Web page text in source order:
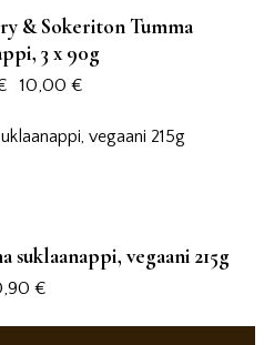
& Sokeriton Tumma
3 x 90g
Alkuperäinen
oli:
17,70 €.
10,00 €
10,00 €.
vegaani 215g
€